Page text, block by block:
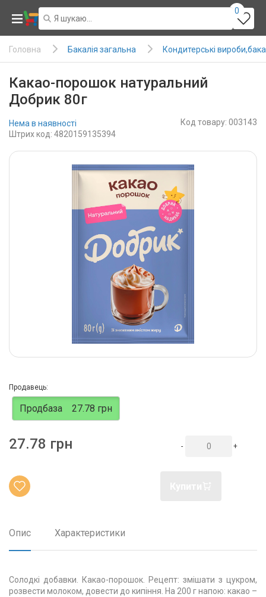
0
Головна Бакалія загальна Кондитерські
Какао-порошок натуральний
Добрик 80г
Нема в наявності
Код товару: 003143
Штрих код: 4820159135394
Продавець:
Продбаза 27.78 грн
27.78 грн - +
Опис Характеристики
Солодкі добавки. Какао-порошок. Рецепт: змішати з цукром,
розвести молоком, довести до кипіння. На 200 г напою: какао –